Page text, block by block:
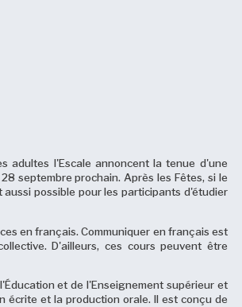
adultes l'Escale annoncent la tenue d'une
septembre prochain. Après les Fêtes, si le
aussi possible pour les participants d'étudier
en français. Communiquer en français est
D'ailleurs, ces cours peuvent être
et de l'Enseignement supérieur et
écrite et la production orale. Il est conçu de